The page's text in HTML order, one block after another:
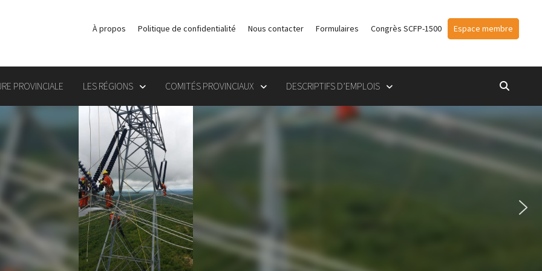
À propos Politique de confidentialité Nous contacter Formulaires Congrès SCFP-1500 Espace membre
PROVINCIALE LES RÉGIONS COMITÉS PROVINCIAUX DESCRIPTIFS D’EMPLOIS